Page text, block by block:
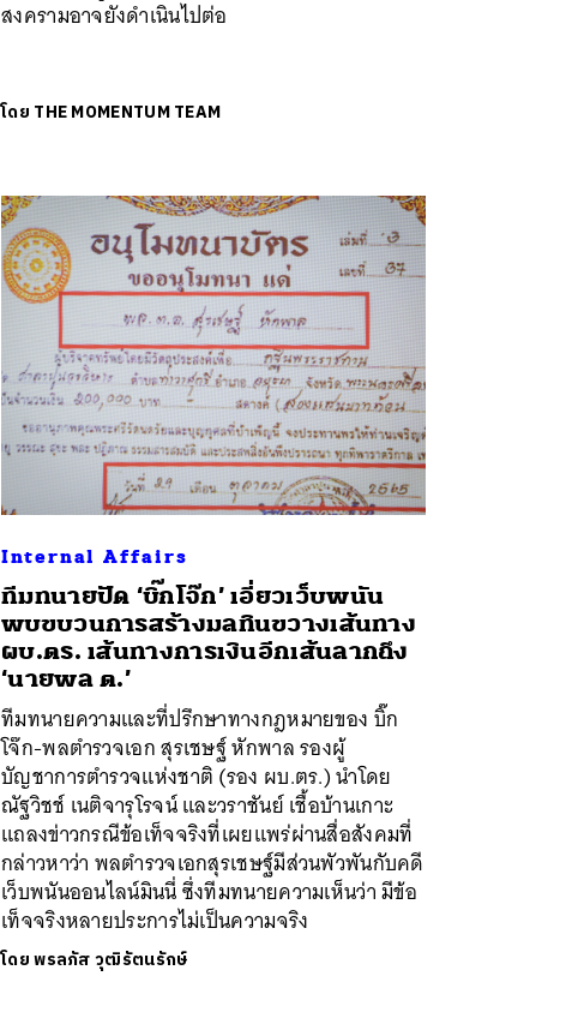
สงครามอาจยังดำเนินไปต่อ
โดย THE MOMENTUM TEAM
Internal Affairs
ทีมทนายปัด ‘บิ๊กโจ๊ก’ เอี่ยวเว็บพนัน
พบขบวนการสร้างมลทินขวางเส้นทาง
ผบ.ตร. เส้นทางการเงินอีกเส้นลากถึง
‘นายพล ต.’
ทีมทนายความและที่ปรึกษาทางกฎหมายของ บิ๊ก
โจ๊ก-พลตำรวจเอก สุรเชษฐ์ หักพาล รองผู้
บัญชาการตำรวจแห่งชาติ (รอง ผบ.ตร.) นำโดย
ณัฐวิชช์ เนติจารุโรจน์ และวราชันย์ เชื้อบ้านเกาะ
แถลงข่าวกรณีข้อเท็จจริงที่เผยแพร่ผ่านสื่อสังคมที่
กล่าวหาว่า พลตำรวจเอกสุรเชษฐ์มีส่วนพัวพันกับคดี
เว็บพนันออนไลน์มินนี่ ซึ่งทีมทนายความเห็นว่า มีข้อ
เท็จจริงหลายประการไม่เป็นความจริง
โดยพรลภัส วุฒิรัตนรักษ์